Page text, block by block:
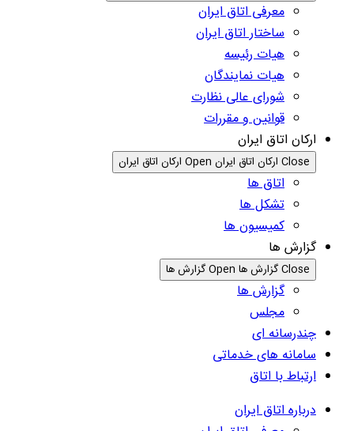
معرفی اتاق ایران
ساختار اتاق ایران
هیات رئیسه
هیات نمایندگان
شورای عالی نظارت
قوانین و مقررات
ارکان اتاق ایران
Close ارکان اتاق ایران Open ارکان اتاق ایران
اتاق ها
تشکل ها
کمیسیون ها
گزارش ها
Close گزارش ها Open گزارش ها
گزارش ها
مجلس
چندرسانه ای
سامانه های خدماتی
ارتباط با اتاق
درباره اتاق ایران